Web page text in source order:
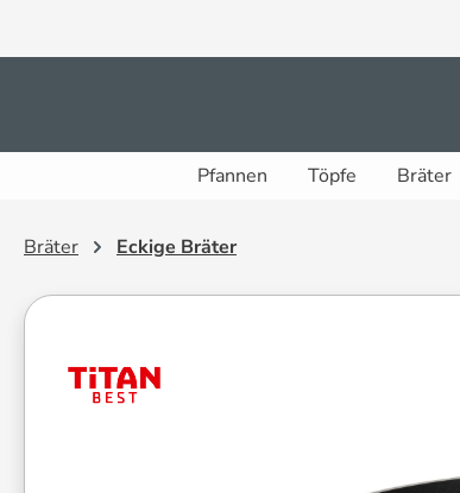
Pfannen Töpfe Bräter
Bräter Eckige Bräter